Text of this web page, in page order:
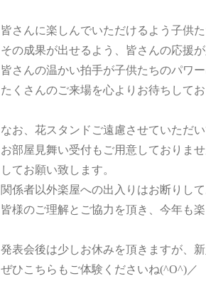
皆さんに楽しんでいただけるよう子供
その成果が出せるよう、皆さんの応援が
皆さんの温かい拍手が子供たちのパワー
たくさんのご来場を心よりお待ちしてお
なお、花スタンドご遠慮させていただ
お部屋見舞い受付もご用意しておりま
してお願い致します。
関係者以外楽屋への出入りはお断りして
皆様のご理解とご協力を頂き、今年も
発表会後は少しお休みを頂きますが、
ぜひこちらもご体験くださいね(^O^)／